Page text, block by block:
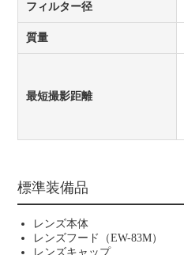
フィルター径
質量
最短撮影距離
標準装備品
レンズ本体
レンズフード（EW-83M）
レンズキャップ